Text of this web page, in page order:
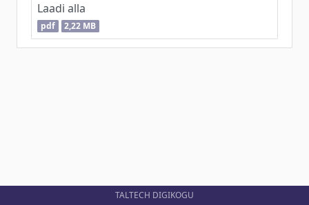
Laadi alla
pdf 2,22 MB
TALTECH DIGIKOGU